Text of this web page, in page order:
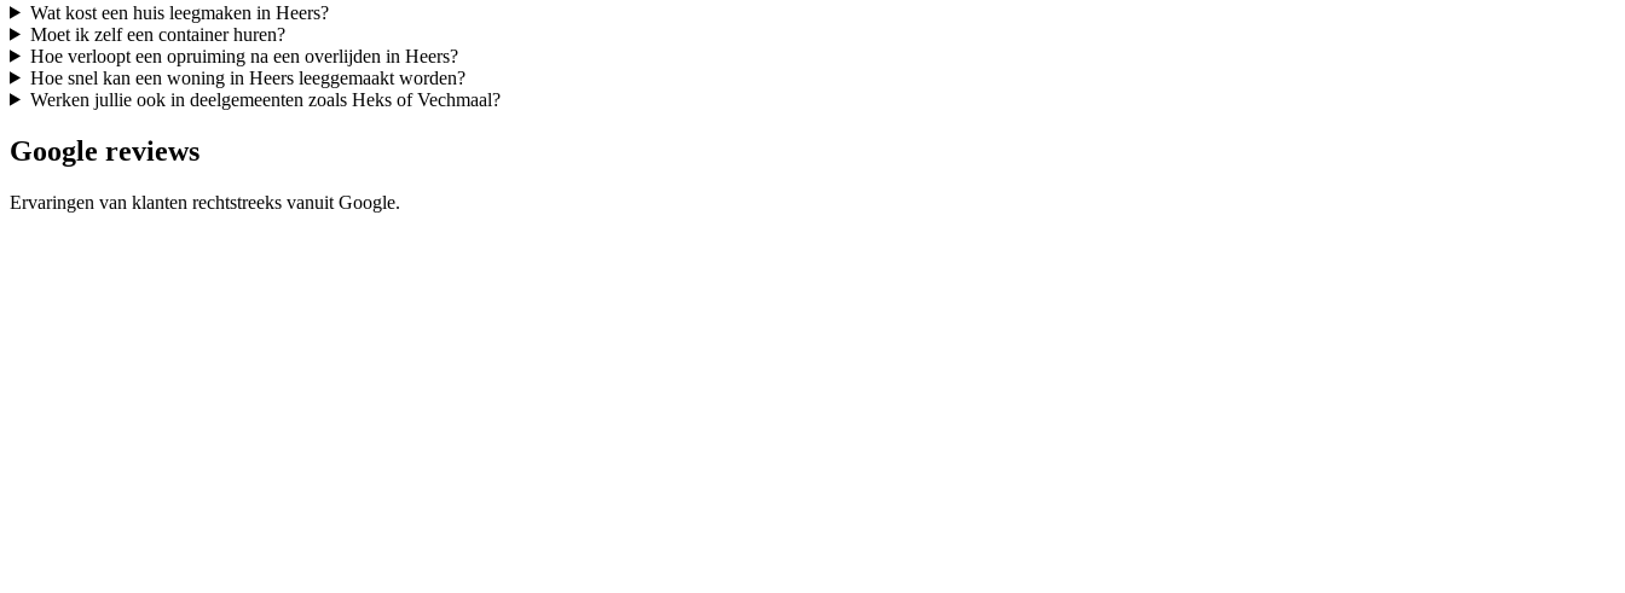
Wat kost een huis leegmaken in Heers?
Moet ik zelf een container huren?
Hoe verloopt een opruiming na een overlijden in Heers?
Hoe snel kan een woning in Heers leeggemaakt worden?
Werken jullie ook in deelgemeenten zoals Heks of Vechmaal?
Google reviews
Ervaringen van klanten rechtstreeks vanuit Google.